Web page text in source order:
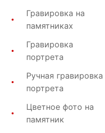
Гравировка на
памятниках
Гравировка
портрета
Ручная гравировка
портрета
Цветное фото на
памятник